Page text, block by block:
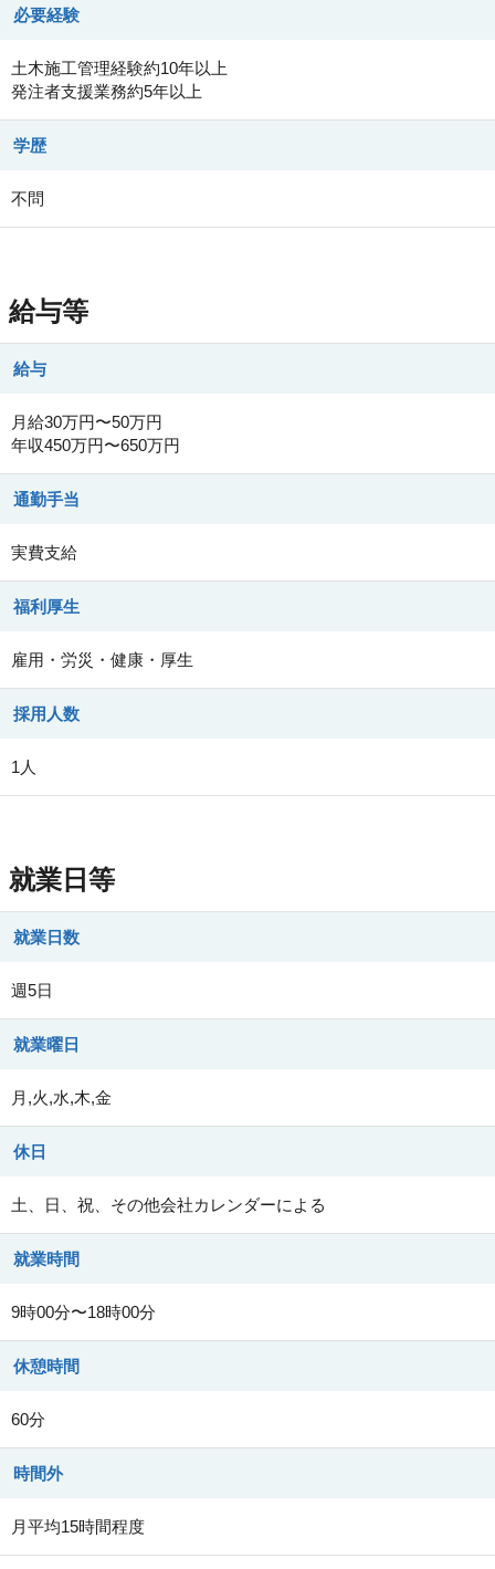
必要経験
土木施工管理経験約10年以上
発注者支援業務約5年以上
学歴
不問
給与等
給与
月給30万円〜50万円
年収450万円〜650万円
通勤手当
実費支給
福利厚生
雇用・労災・健康・厚生
採用人数
1人
就業日等
就業日数
週5日
就業曜日
月,火,水,木,金
休日
土、日、祝、その他会社カレンダーによる
就業時間
9時00分〜18時00分
休憩時間
60分
時間外
月平均15時間程度